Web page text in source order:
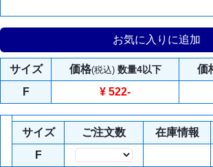
お気に入りに追加
サイズ 価格(税込) 数量4以下 価
F ¥ 522-
サイズ ご注文数 在庫情報
F